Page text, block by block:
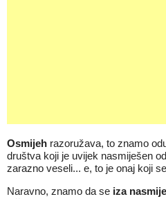
Osmijeh razoružava, to znamo
društva koji je uvijek nasmiješen
zarazno veseli... e, to je onaj koji
Naravno, znamo da se iza